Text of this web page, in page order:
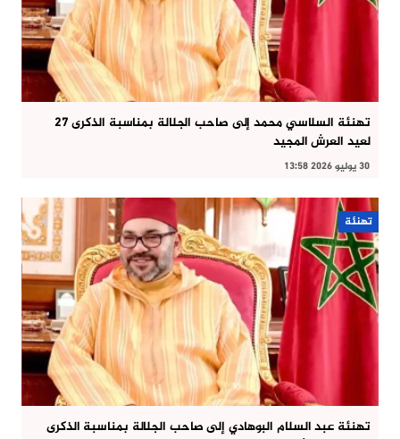
تهنئة السلاسي محمد إلى صاحب الجلالة بمناسبة الذكرى 27
لعيد العرش المجيد
30 يوليو 2026 13:58
تهنئة
تهنئة عبد السلام البوهادي إلى صاحب الجلالة بمناسبة الذكرى